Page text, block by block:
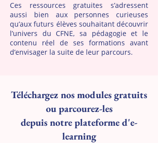
Ces ressources gratuites s’adressent
aussi bien aux personnes curieuses
qu’aux futurs élèves souhaitant découvrir
l’univers du CFNE, sa pédagogie et le
contenu réel de ses formations avant
d’envisager la suite de leur parcours.
Téléchargez nos modules gratuits
ou parcourez-les
depuis notre plateforme d'e-
learning